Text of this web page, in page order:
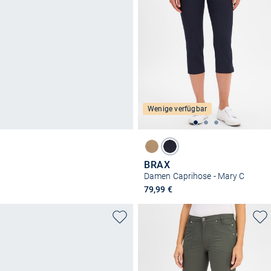
Wenige verfügbar
BRAX
Damen Caprihose - Mary C
79,99 €